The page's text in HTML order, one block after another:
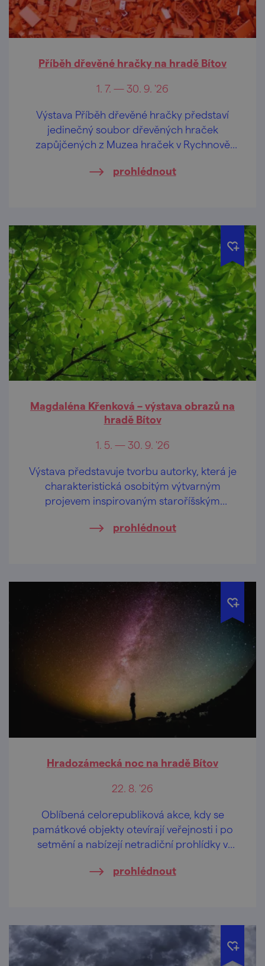
Příběh dřevěné hračky na hradě Bítov
1. 7. — 30. 9. '26
Výstava Příběh dřevěné hračky představí
jedinečný soubor dřevěných hraček
zapůjčených z Muzea hraček v Rychnově
prohlédnout
Magdaléna Křenková – výstava obrazů na
hradě Bítov
1. 5. — 30. 9. '26
Výstava představuje tvorbu autorky, která je
charakteristická osobitým výtvarným
projevem inspirovaným staroříšským
prohlédnout
Hradozámecká noc na hradě Bítov
22. 8. '26
Oblíbená celorepubliková akce, kdy se
památkové objekty otevírají veřejnosti i po
setmění a nabízejí netradiční prohlídky v
prohlédnout